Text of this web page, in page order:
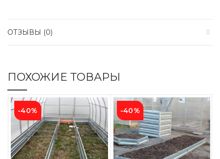
ОТЗЫВЫ (0)
ПОХОЖИЕ ТОВАРЫ
-40% -40%